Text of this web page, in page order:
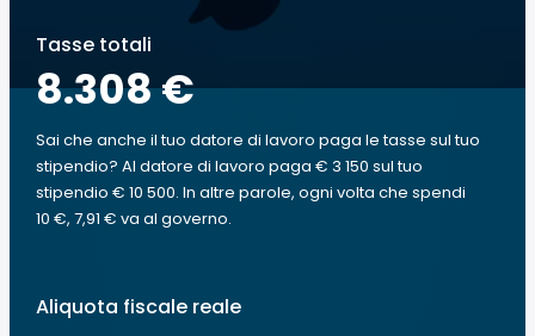
Tasse totali
8.308 €
Sai che anche il tuo datore di lavoro paga le tasse sul tuo
stipendio? Al datore di lavoro paga € 3 150 sul tuo
stipendio € 10 500. In altre parole, ogni volta che spendi
10 €, 7,91 € va al governo.
Aliquota fiscale reale